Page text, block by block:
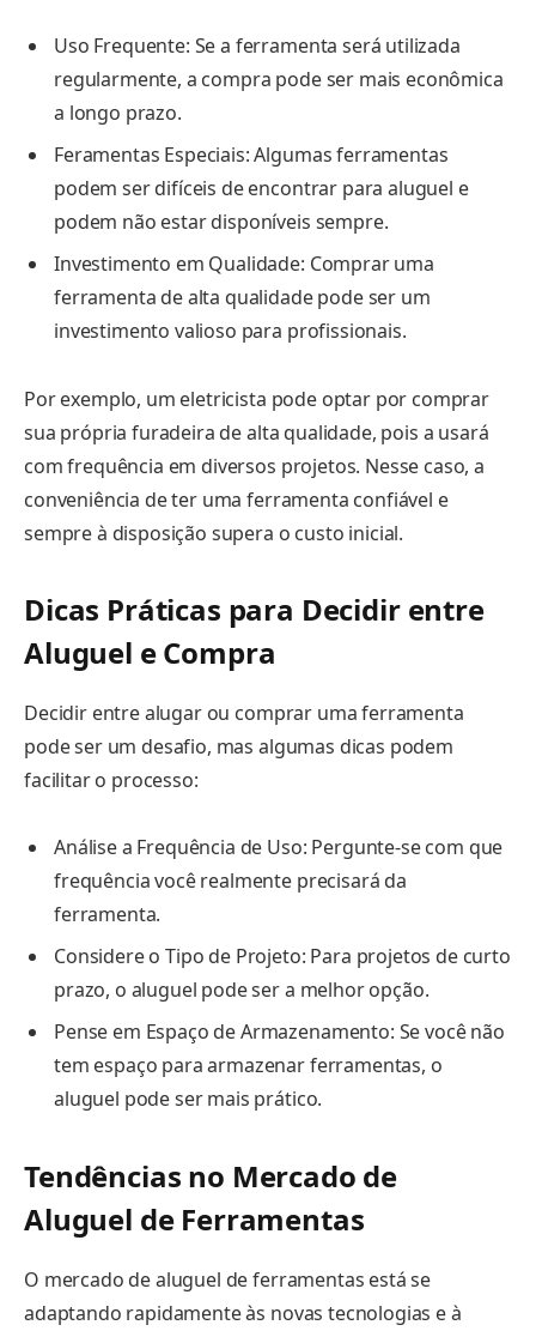
Uso Frequente: Se a ferramenta será utilizada
regularmente, a compra pode ser mais econômica
a longo prazo.
Feramentas Especiais: Algumas ferramentas
podem ser difíceis de encontrar para aluguel e
podem não estar disponíveis sempre.
Investimento em Qualidade: Comprar uma
ferramenta de alta qualidade pode ser um
investimento valioso para profissionais.
Por exemplo, um eletricista pode optar por comprar
sua própria furadeira de alta qualidade, pois a usará
com frequência em diversos projetos. Nesse caso, a
conveniência de ter uma ferramenta confiável e
sempre à disposição supera o custo inicial.
Dicas Práticas para Decidir entre
Aluguel e Compra
Decidir entre alugar ou comprar uma ferramenta
pode ser um desafio, mas algumas dicas podem
facilitar o processo:
Análise a Frequência de Uso: Pergunte-se com que
frequência você realmente precisará da
ferramenta.
Considere o Tipo de Projeto: Para projetos de curto
prazo, o aluguel pode ser a melhor opção.
Pense em Espaço de Armazenamento: Se você não
tem espaço para armazenar ferramentas, o
aluguel pode ser mais prático.
Tendências no Mercado de
Aluguel de Ferramentas
O mercado de aluguel de ferramentas está se
adaptando rapidamente às novas tecnologias e à